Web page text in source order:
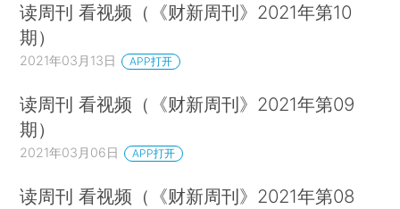
读周刊 看视频（《财新周刊》2021年第10
期）
2021年03月13日 APP打开
读周刊 看视频（《财新周刊》2021年第09
期）
2021年03月06日 APP打开
读周刊 看视频（《财新周刊》2021年第08